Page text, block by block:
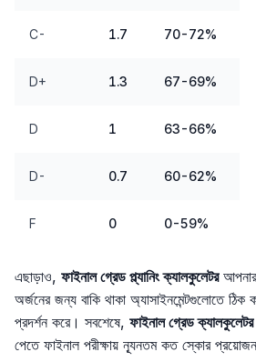
C- 1.7 70-72%
D+ 1.3 67-69%
D 1 63-66%
D- 0.7 60-62%
F 0 0-59%
এছাড়াও, ফাইনাল গ্রেড প্ল্যানিং ক্যালকুলেটরআপনার
অর্জনের জন্য বাকি থাকা অ্যাসাইনমেন্টগুলোতে
প্রদর্শন করে। সবশেষে, ফাইনাল গ্রেড ক্যালকুলেটর
পেতে ফাইনাল পরীক্ষায় ন্যূনতম কত স্কোর প্রয়োজন